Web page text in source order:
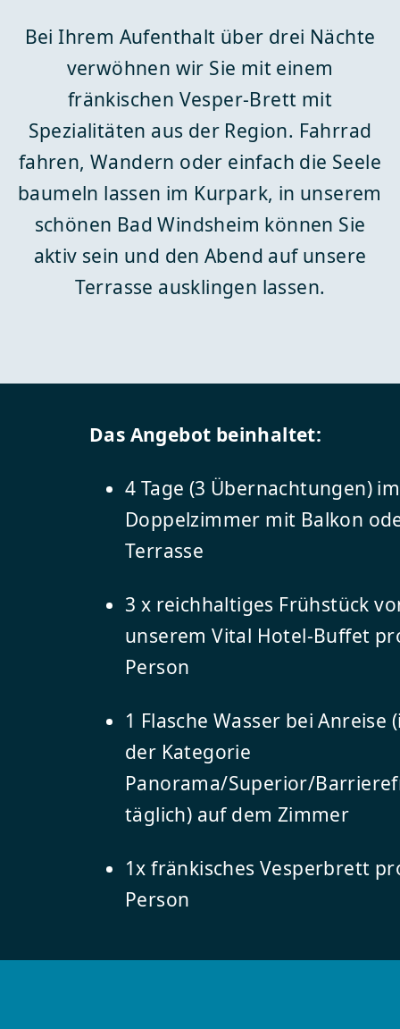
Bei Ihrem Aufenthalt über drei Nächte
verwöhnen wir Sie mit einem
fränkischen Vesper-Brett mit
Spezialitäten aus der Region. Fahrrad
fahren, Wandern oder einfach die Seele
baumeln lassen im Kurpark, in unserem
schönen Bad Windsheim können Sie
aktiv sein und den Abend auf unsere
Terrasse ausklingen lassen.
Das Angebot beinhaltet:
4 Tage (3 Übernachtungen) im
Doppelzimmer mit Balkon
Terrasse
3 x reichhaltiges Frühstück
unserem Vital Hotel-Buffet
Person
1 Flasche Wasser bei Anreise
der Kategorie
Panorama/Superior/
täglich) auf dem Zimmer
1x fränkisches Vesperbrett
Person